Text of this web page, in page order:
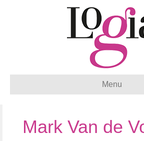
Menu
Mark Van de